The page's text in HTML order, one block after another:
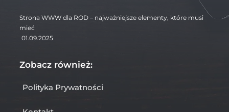
Strona WWW dla ROD – najważniejsze elementy, które musi
mieć
01.09.2025
Zobacz również:
Polityka Prywatności